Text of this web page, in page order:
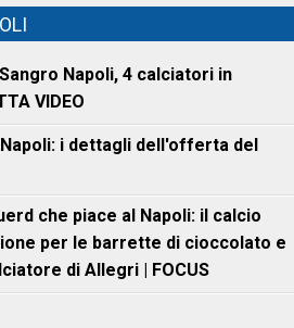
Napoli, 4 calciatori in
VIDEO
i dettagli dell'offerta del
che piace al Napoli: il calcio
per le barrette di cioccolato e
di Allegri | FOCUS